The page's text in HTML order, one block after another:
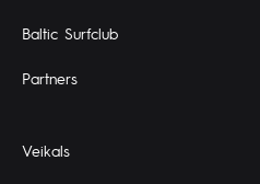
Baltic Surfclub
Partners
Veikals